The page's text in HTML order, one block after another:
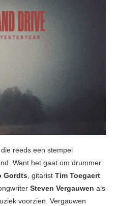
reeds een stempel
Want het gaat om drummer
Gordts, gitarist Tim Toegaert
Steven Vergauwen als
voorzien. Vergauwen